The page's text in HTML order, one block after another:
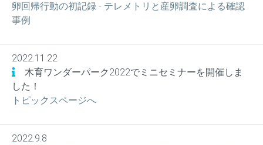
卵回帰行動の初記録 - テレメトリと産卵調査による確認
事例
2022.11.22
木育ワンダーパーク2022でミニセミナーを開催しま
した！
トピックスページへ
2022.9.8